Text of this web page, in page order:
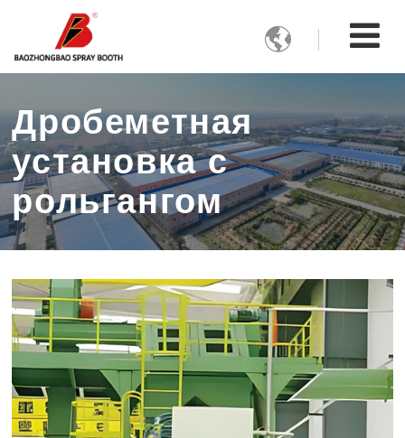

Дробеметная
установка с
рольгангом